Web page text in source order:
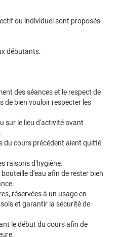
ou individuel sont proposés
débutants.
des séances et le respect de
de bien vouloir respecter les
sur le lieu d'activité avant
du cours précédent aient quitté
raisons d'hygiène.
d'eau afin de rester bien
réservées à un usage en
et garantir la sécurité de
le début du cours afin de